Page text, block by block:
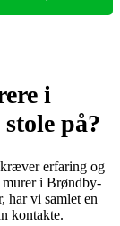
i
på?
erfaring og
i Brøndby-
har vi samlet en
kontakte.